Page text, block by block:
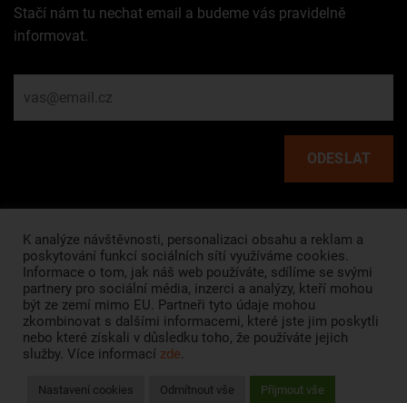
Stačí nám tu nechat email a budeme vás pravidelně
informovat.
Rychlé odkazy
HLAVNÍ STRÁNKA
O NÁS
VŠEOBECNÉ OBCHODNÍ PODMÍNKY
OCHRANA SOUKROMÍ
K analýze návštěvnosti, personalizaci obsahu a reklam a
poskytování funkcí sociálních sítí využíváme cookies.
Informace o tom, jak náš web používáte, sdílíme se svými
partnery pro sociální média, inzerci a analýzy, kteří mohou
být ze zemí mimo EU. Partneři tyto údaje mohou
zkombinovat s dalšími informacemi, které jste jim poskytli
nebo které získali v důsledku toho, že používáte jejich
služby. Více informací zde.
Nastavení cookies Odmítnout vše Přijmout vše